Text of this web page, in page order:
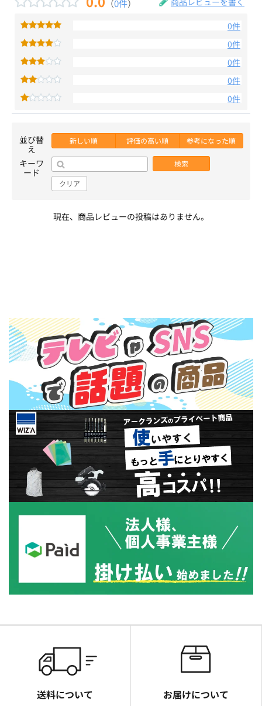
（0件）
0件
0件
0件
0件
0件
並び替
え
新しい順 評価の高い順 参考になった順
キーワ
ード
検索
クリア
現在、商品レビューの投稿はありません。
送料について お届けについて